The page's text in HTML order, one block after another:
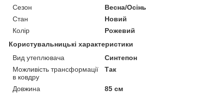
Сезон
Весна/Осінь
Стан
Новий
Колір
Рожевий
Користувальницькі характеристики
Вид утеплювача
Синтепон
Можливість трансформації
в ковдру
Так
Довжина
85 см